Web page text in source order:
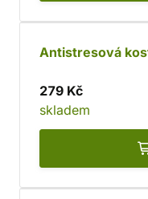
Antistresová
279 Kč
skladem